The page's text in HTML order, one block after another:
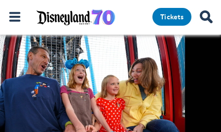
Tickets